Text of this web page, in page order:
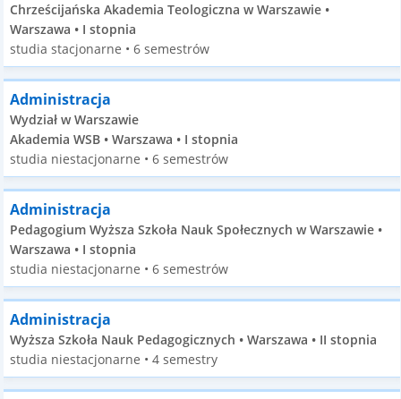
Chrześcijańska Akademia Teologiczna w Warszawie •
Warszawa • I stopnia
studia stacjonarne • 6 semestrów
Administracja
Wydział w Warszawie
Akademia WSB • Warszawa • I stopnia
studia niestacjonarne • 6 semestrów
Administracja
Pedagogium Wyższa Szkoła Nauk Społecznych w Warszawie •
Warszawa • I stopnia
studia niestacjonarne • 6 semestrów
Administracja
Wyższa Szkoła Nauk Pedagogicznych • Warszawa • II stopnia
studia niestacjonarne • 4 semestry